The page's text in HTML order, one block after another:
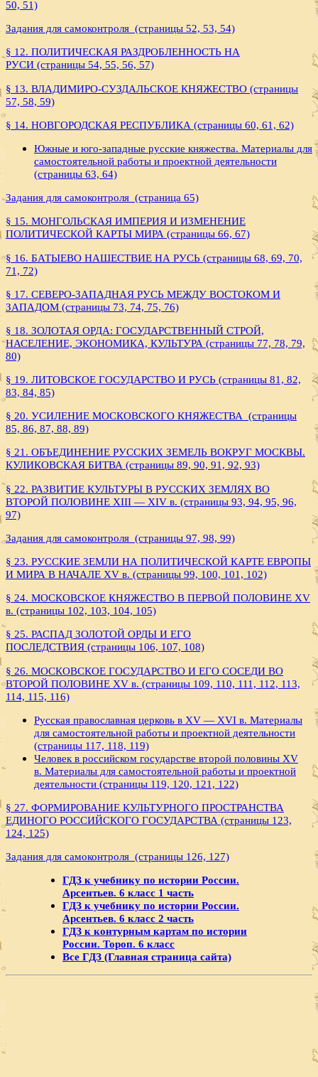
50, 51)
Задания для самоконтроля (страницы 52, 53, 54)
§ 12. ПОЛИТИЧЕСКАЯ РАЗДРОБЛЕННОСТЬ НА
РУСИ (страницы 54, 55, 56, 57)
§ 13. ВЛАДИМИРО-СУЗДАЛЬСКОЕ КНЯЖЕСТВО (страницы
57, 58, 59)
§ 14. НОВГОРОДСКАЯ РЕСПУБЛИКА (страницы 60, 61, 62)
Южные и юго-западные русские княжества. Материалы для
самостоятельной работы и проектной деятельности
(страницы 63, 64)
Задания для самоконтроля (страница 65)
§ 15. МОНГОЛЬСКАЯ ИМПЕРИЯ И ИЗМЕНЕНИЕ
ПОЛИТИЧЕСКОЙ КАРТЫ МИРА (страницы 66, 67)
§ 16. БАТЫЕВО НАШЕСТВИЕ НА РУСЬ (страницы 68, 69, 70,
71, 72)
§ 17. СЕВЕРО-ЗАПАДНАЯ РУСЬ МЕЖДУ ВОСТОКОМ И
ЗАПАДОМ (страницы 73, 74, 75, 76)
§ 18. ЗОЛОТАЯ ОРДА: ГОСУДАРСТВЕННЫЙ СТРОЙ,
НАСЕЛЕНИЕ, ЭКОНОМИКА, КУЛЬТУРА (страницы 77, 78, 79,
80)
§ 19. ЛИТОВСКОЕ ГОСУДАРСТВО И РУСЬ (страницы 81, 82,
83, 84, 85)
§ 20. УСИЛЕНИЕ МОСКОВСКОГО КНЯЖЕСТВА (страницы
85, 86, 87, 88, 89)
§ 21. ОБЪЕДИНЕНИЕ РУССКИХ ЗЕМЕЛЬ ВОКРУГ МОСКВЫ.
КУЛИКОВСКАЯ БИТВА (страницы 89, 90, 91, 92, 93)
§ 22. РАЗВИТИЕ КУЛЬТУРЫ В РУССКИХ ЗЕМЛЯХ ВО
ВТОРОЙ ПОЛОВИНЕ XIII — XIV в. (страницы 93, 94, 95, 96,
97)
Задания для самоконтроля (страницы 97, 98, 99)
§ 23. РУССКИЕ ЗЕМЛИ НА ПОЛИТИЧЕСКОЙ КАРТЕ ЕВРОПЫ
И МИРА В НАЧАЛЕ XV в. (страницы 99, 100, 101, 102)
§ 24. МОСКОВСКОЕ КНЯЖЕСТВО В ПЕРВОЙ ПОЛОВИНЕ XV
в. (страницы 102, 103, 104, 105)
§ 25. РАСПАД ЗОЛОТОЙ ОРДЫ И ЕГО
ПОСЛЕДСТВИЯ (страницы 106, 107, 108)
§ 26. МОСКОВСКОЕ ГОСУДАРСТВО И ЕГО СОСЕДИ ВО
ВТОРОЙ ПОЛОВИНЕ XV в. (страницы 109, 110, 111, 112, 113,
114, 115, 116)
Русская православная церковь в XV — XVI в. Материалы
для самостоятельной работы и проектной деятельности
(страницы 117, 118, 119)
Человек в российском государстве второй половины XV
в. Материалы для самостоятельной работы и проектной
деятельности (страницы 119, 120, 121, 122)
§ 27. ФОРМИРОВАНИЕ КУЛЬТУРНОГО ПРОСТРАНСТВА
ЕДИНОГО РОССИЙСКОГО ГОСУДАРСТВА (страницы 123,
124, 125)
Задания для самоконтроля (страницы 126, 127)
ГДЗ к учебнику по истории России.
Арсентьев. 6 класс 1 часть
ГДЗ к учебнику по истории России.
Арсентьев. 6 класс 2 часть
ГДЗ к контурным картам по истории
России. Тороп. 6 класс
Все ГДЗ (Главная страница сайта)